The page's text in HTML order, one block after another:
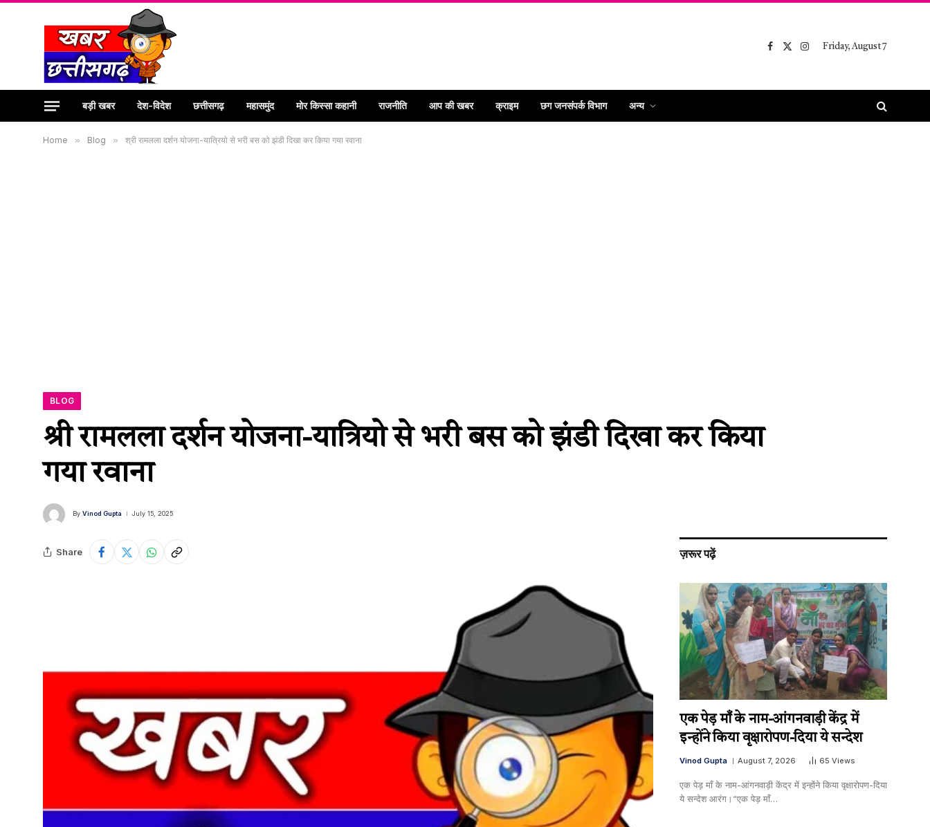
Facebook
X
Instagram
Friday, August 7
बड़ी खबर देश-विदेश छत्तीसगढ़ महासमुंद मोर किस्सा कहानी राजनीति आप की खबर क्राइम छग जनसंपर्क विभाग अन्य
Home » Blog » श्री रामलला दर्शन योजना-यात्रियो से भरी बस को झंडी दिखा कर किया गया रवाना
BLOG
श्री रामलला दर्शन योजना-यात्रियो से भरी बस को झंडी दिखा कर किया
गया रवाना
By Vinod Gupta July 15, 2025
Share ज़रूर पढ़ें
एक पेड़ माँ के नाम-आंगनवाड़ी केंद्र में
इन्होंने किया वृक्षारोपण-दिया ये सन्देश
Vinod Gupta August 7, 2026 65 Views
एक पेड़ माँ के नाम-आंगनवाड़ी केंद्र में इन्होंने किया वृक्षारोपण-दिया
ये सन्देश आरंग।“एक पेड़ माँ…